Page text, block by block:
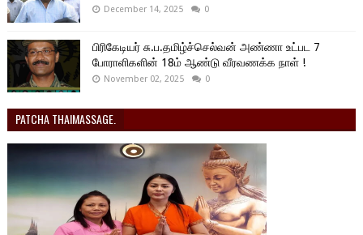
December 14, 2025 0
பிரிகேடியர் சு.ப.தமிழ்ச்செல்வன் அண்ணா உட்பட 7
போராளிகளின் 18ம் ஆண்டு வீரவணக்க நாள் !
November 02, 2025 0
PATCHA THAIMASSAGE.